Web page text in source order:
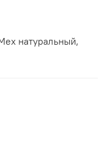
натуральный,